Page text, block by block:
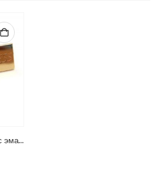
Значки металлические с эмалями